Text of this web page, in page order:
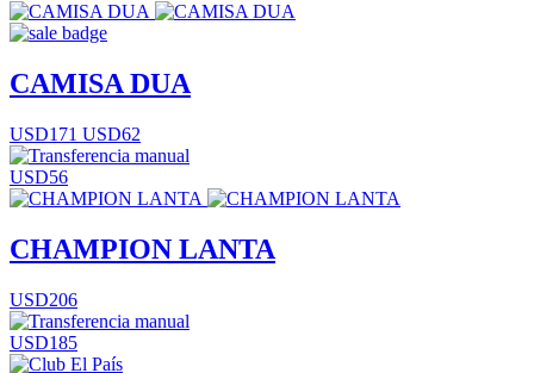
CAMISA DUA
USD171 USD62
USD56
CHAMPION LANTA
USD206
USD185